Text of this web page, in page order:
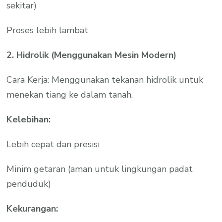
sekitar)
Proses lebih lambat
2. Hidrolik (Menggunakan Mesin Modern)
Cara Kerja: Menggunakan tekanan hidrolik untuk
menekan tiang ke dalam tanah.
Kelebihan:
Lebih cepat dan presisi
Minim getaran (aman untuk lingkungan padat
penduduk)
Kekurangan: